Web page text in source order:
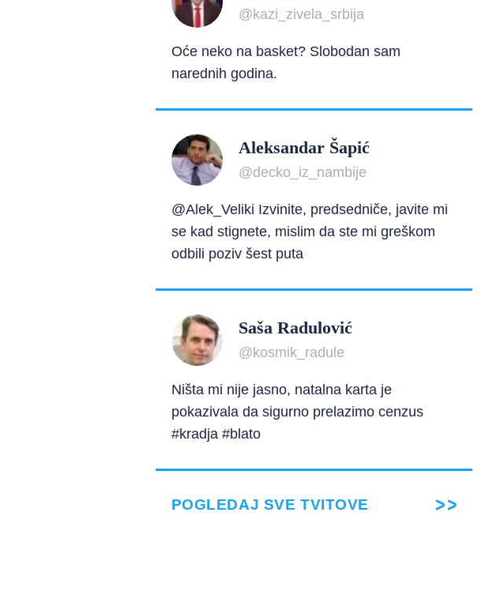
@kazi_zivela_srbija
Oće neko na basket? Slobodan sam
narednih godina.
Aleksandar Šapić
@decko_iz_nambije
@Alek_Veliki Izvinite, predsedniče, javite mi
se kad stignete, mislim da ste mi greškom
odbili poziv šest puta
Saša Radulović
@kosmik_radule
Ništa mi nije jasno, natalna karta je
pokazivala da sigurno prelazimo cenzus
#kradja #blato
POGLEDAJ SVE TVITOVE